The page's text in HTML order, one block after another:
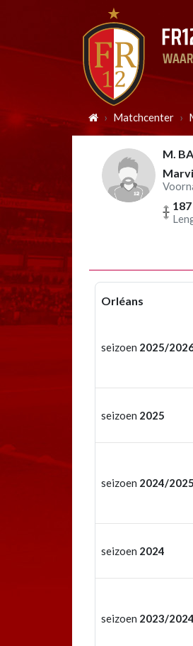
Matchcenter
M.
Orléans
seizoen 2025/
seizoen 2025
seizoen 2024/2025
seizoen 2024
seizoen 2023/2024